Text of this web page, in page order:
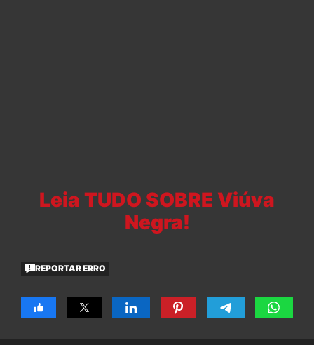
Leia TUDO SOBRE Viúva
Negra!
REPORTAR ERRO